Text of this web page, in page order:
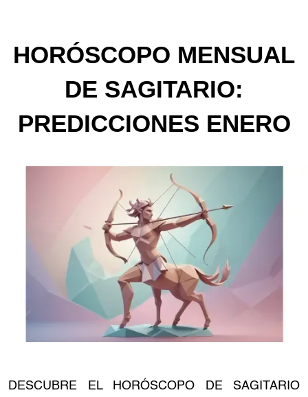
HORÓSCOPO MENSUAL
DE SAGITARIO:
PREDICCIONES ENERO
DESCUBRE EL HORÓSCOPO DE SAGITARIO